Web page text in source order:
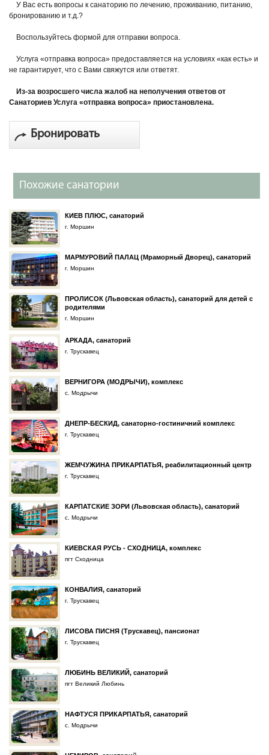
У Вас есть вопросы к санаторию по лечению, проживанию, питанию,
бронированию и т.д.?
Воспользуйтесь формой для отправки вопроса.
Услуга «отправка вопроса» предоставляется на условиях «как есть» и
не гарантирует, что с Вами свяжутся или ответят.
Из-за возросшего числа жалоб на неполучения ответов от
Санаториев Услуга «отправка вопроса» приостановлена.
Бронировать
Похожие санатории
КИЕВ ПЛЮС, санаторий
г. Моршин
МАРМУРОВИЙ ПАЛАЦ (Мраморный Дворец), санаторий
г. Моршин
ПРОЛИСОК (Львовская область), санаторий для детей с
родителями
г. Моршин
АРКАДА, санаторий
г. Трускавец
ВЕРНИГОРА (МОДРЫЧИ), комплекс
с. Модрычи
ДНЕПР-БЕСКИД, санаторно-гостиничний комплекс
г. Трускавец
ЖЕМЧУЖИНА ПРИКАРПАТЬЯ, реабилитационный центр
г. Трускавец
КАРПАТСКИЕ ЗОРИ (Львовская область), санаторий
с. Модрычи
КИЕВСКАЯ РУСЬ - СХОДНИЦА, комплекс
пгт Сходница
КОНВАЛИЯ, санаторий
г. Трускавец
ЛИСОВА ПИСНЯ (Трускавец), пансионат
г. Трускавец
ЛЮБИНЬ ВЕЛИКИЙ, санаторий
пгт Великий Любинь
НАФТУСЯ ПРИКАРПАТЬЯ, санаторий
с. Модрычи